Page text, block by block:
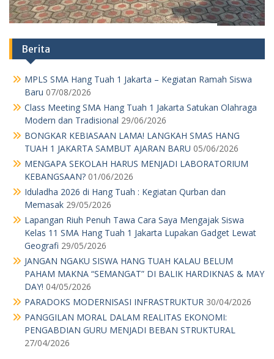
Iduladha 2026 di Hang Tuah : Kegiatan Qurban dan
Memasak 29/05/2026
Lapangan Riuh Penuh Tawa Cara Saya Mengajak Siswa
Kelas 11 SMA Hang Tuah 1 Jakarta Lupakan Gadget Lewat
Geografi 29/05/2026
JANGAN NGAKU SISWA HANG TUAH KALAU BELUM
PAHAM MAKNA “SEMANGAT” DI BALIK HARDIKNAS & MAY
DAY! 04/05/2026
PARADOKS MODERNISASI INFRASTRUKTUR
PANGGILAN MORAL DALAM REALITAS EKONOMI:
PENGABDIAN GURU MENJADI BEBAN STRUKTURAL
27/04/2026
Menu
Home
Identitas Sekolah
Alumni
Daftar Nama Guru dan Karyawan
Kotak Saran
Agenda
Pengumuman Kelulusan
Download